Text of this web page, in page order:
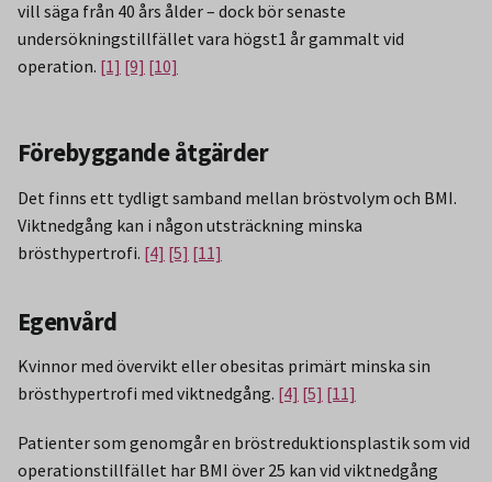
vill säga från 40 års ålder – dock bör senaste
undersökningstillfället vara högst1 år gammalt vid
operation. [1] [9] [10]
Förebyggande åtgärder
Det finns ett tydligt samband mellan bröstvolym och BMI.
Viktnedgång kan i någon utsträckning minska
brösthypertrofi. [4] [5] [11]
Egenvård
Kvinnor med övervikt eller obesitas primärt minska sin
brösthypertrofi med viktnedgång. [4] [5] [11]
Patienter som genomgår en bröstreduktionsplastik som vid
operationstillfället har BMI över 25 kan vid viktnedgång